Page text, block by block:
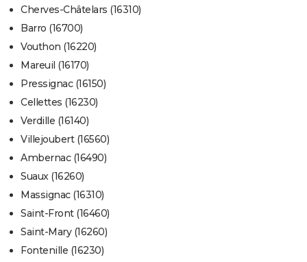
Cherves-Châtelars (16310)
Barro (16700)
Vouthon (16220)
Mareuil (16170)
Pressignac (16150)
Cellettes (16230)
Verdille (16140)
Villejoubert (16560)
Ambernac (16490)
Suaux (16260)
Massignac (16310)
Saint-Front (16460)
Saint-Mary (16260)
Fontenille (16230)